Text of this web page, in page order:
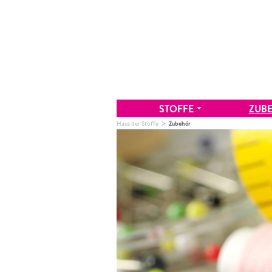
STOFFE arrow_drop_down
Haus der Stoffe > Zubehör